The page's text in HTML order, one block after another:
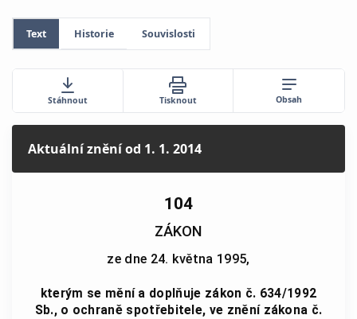
Text Historie Souvislosti
Stáhnout Tisknout Obsah
Aktuální zněníod 1. 1. 2014
104
ZÁKON
ze dne 24. května 1995,
kterým se mění a doplňuje zákon č. 634/1992
Sb., o ochraně spotřebitele, ve znění zákona č.